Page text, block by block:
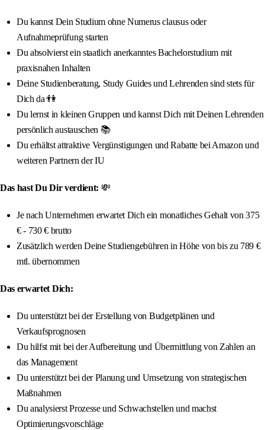
Du kannst Dein Studium ohne Numerus clausus oder
Aufnahmeprüfung starten
Du absolvierst ein staatlich anerkanntes Bachelorstudium mit
praxisnahen Inhalten
Deine Studienberatung, Study Guides und Lehrenden sind stets für
Dich da 👫
Du lernst in kleinen Gruppen und kannst Dich mit Deinen Lehrenden
persönlich austauschen 📚
Du erhältst attraktive Vergünstigungen und Rabatte bei Amazon und
weiteren Partnern der IU
Das hast Du Dir verdient: 💸
Je nach Unternehmen erwartet Dich ein monatliches Gehalt von 375
€ - 730 € brutto
Zusätzlich werden Deine Studiengebühren in Höhe von bis zu 789 €
mtl. übernommen
Das erwartet Dich:
Du unterstützt bei der Erstellung von Budgetplänen und
Verkaufsprognosen
Du hilfst mit bei der Aufbereitung und Übermittlung von Zahlen an
das Management
Du unterstützt bei der Planung und Umsetzung von strategischen
Maßnahmen
Du analysierst Prozesse und Schwachstellen und machst
Optimierungsvorschläge